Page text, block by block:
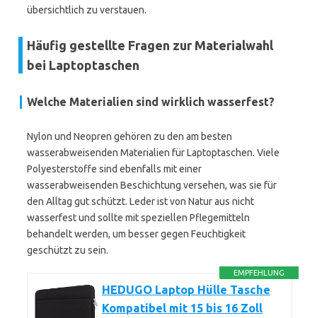
übersichtlich zu verstauen.
Häufig gestellte Fragen zur Materialwahl
bei Laptoptaschen
Welche Materialien sind wirklich wasserfest?
Nylon und Neopren gehören zu den am besten
wasserabweisenden Materialien für Laptoptaschen. Viele
Polyesterstoffe sind ebenfalls mit einer
wasserabweisenden Beschichtung versehen, was sie für
den Alltag gut schützt. Leder ist von Natur aus nicht
wasserfest und sollte mit speziellen Pflegemitteln
behandelt werden, um besser gegen Feuchtigkeit
geschützt zu sein.
EMPFEHLUNG
HEDUGO Laptop Hülle Tasche
Kompatibel mit 15 bis 16 Zoll